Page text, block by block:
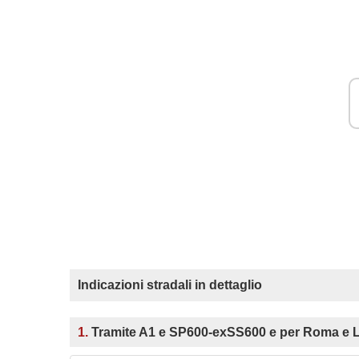
Indicazioni stradali in dettaglio
1. Tramite A1 e SP600-exSS600 e per Roma e